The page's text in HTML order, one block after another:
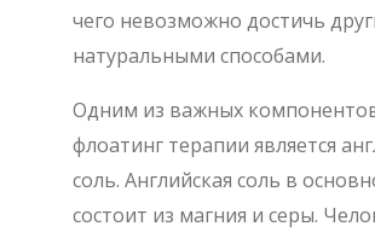
чего невозможно достичь
натуральными способами.
Одним из важных
флоатинг терапии является
соль. Английская соль в
состоит из магния и серы.